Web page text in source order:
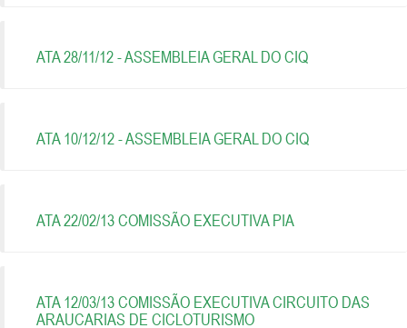
ATA 28/11/12 - ASSEMBLEIA GERAL DO CIQ
ATA 10/12/12 - ASSEMBLEIA GERAL DO CIQ
ATA 22/02/13 COMISSÃO EXECUTIVA PIA
ATA 12/03/13 COMISSÃO EXECUTIVA CIRCUITO DAS
ARAUCARIAS DE CICLOTURISMO